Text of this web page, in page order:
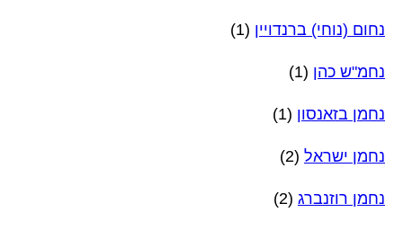
נחום (נוחי) ברנדויין (1)
נחמ"ש כהן (1)
נחמן בזאנסון (1)
נחמן ישראל (2)
נחמן רוזנברג (2)